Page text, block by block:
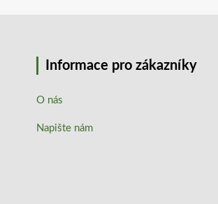
Informace pro zákazníky
O nás
Napište nám